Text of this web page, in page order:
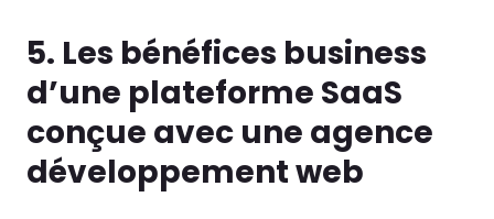
5. Les bénéfices business
d’une plateforme SaaS
conçue avec une agence
développement web